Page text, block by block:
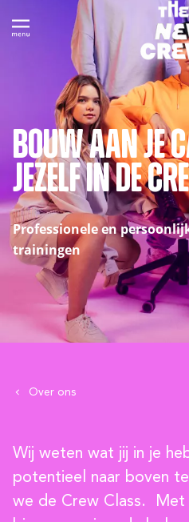
Bouw aan je
jezelf in de
Professionele en
trainingen
Over ons
Wij weten wat jij in je
potentieel naar boven
we de Crew Class. Met